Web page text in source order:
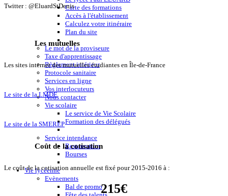
Carte des formations
Accès à l'établissement
Calculez votre itinéraire
Plan du site
Le mot de la proviseure
Taxe d'apprentissage
Règlement intérieur
Protocole sanitaire
Services en ligne
Vos interlocuteurs
Nous contacter
Vie scolaire
Le service de Vie Scolaire
Formation des délégués
Service intendance
Restauration
Bourses
Vie lycéenne
Evènements
Bal de promo
Twitter : @EluardStDenis
Les mutuelles
Les sites internet des mutuelles étudiantes en Île-de-France
Le site de la LMDE
Le site de la SMEREP
Coût de la cotisation
Le coût de la cotisation annuelle est fixé pour 2015-2016 à :
215€